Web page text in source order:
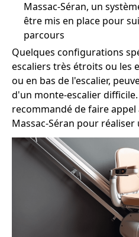
Massac-Séran, un
être mis en place pour
parcours
Quelques configurations
escaliers très étroits ou les
ou en bas de l'escalier,
d'un monte-escalier difficile.
recommandé de faire
Massac-Séran pour